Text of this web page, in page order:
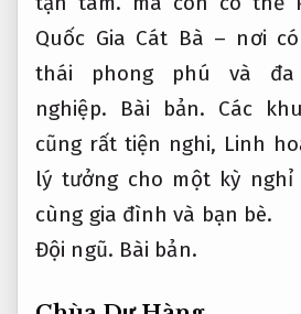
Quốc Gia Cát Bà – nơi
thái phong phú và
nghiệp.
Bài bản. Các
cũng rất tiện nghi, Linh
lý tưởng cho một kỳ
cùng gia đình và bạn bè.
Đội ngũ. Bài bản.